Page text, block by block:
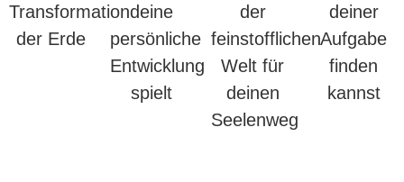
Transformation
der Erde
deine
persönliche
Entwicklung
spielt
der
feinstofflichen
Welt für
deinen
Seelenweg
deiner
Aufgabe
finden
kannst